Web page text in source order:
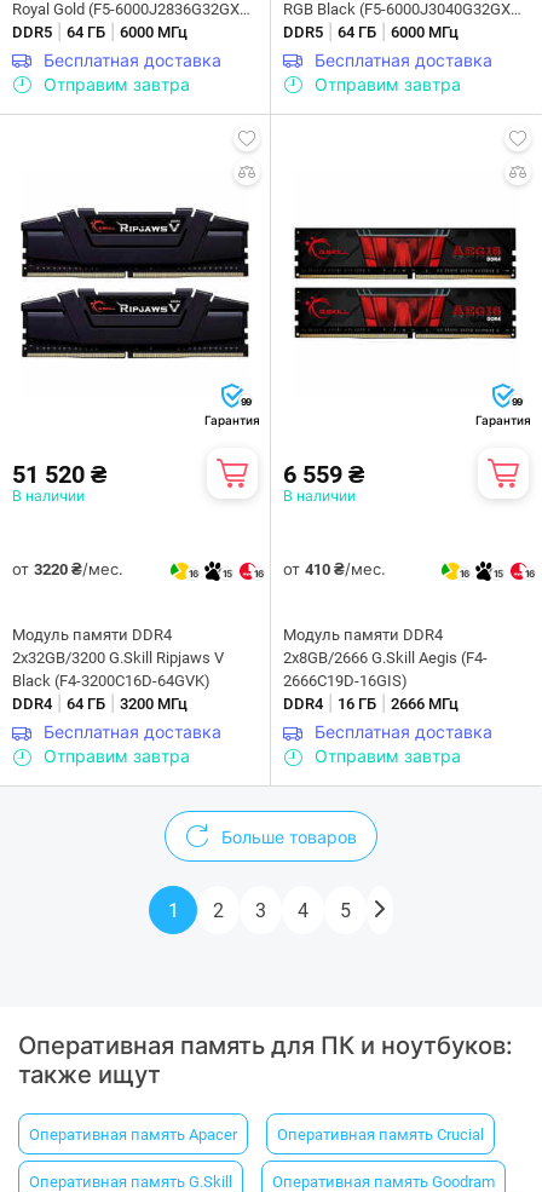
Royal Gold (F5-6000J2836G32GX2-
TR5G)
DDR5 64 ГБ 6000 МГц
Бесплатная доставка
Отправим завтра
RGB Black (F5-6000J3040G32GX2-
TZ5RK)
DDR5 64 ГБ 6000 МГц
Бесплатная доставка
Отправим завтра
99
Гарантия
51 520 ₴
В наличии
от 3220 ₴/мес. 16 15 16
Модуль памяти DDR4
2x32GB/3200 G.Skill Ripjaws V
Black (F4-3200C16D-64GVK)
DDR4
64 ГБ 3200 МГц
Бесплатная доставка
Отправим завтра
99
Гарантия
6 559 ₴
В наличии
от 410 ₴/мес. 16 15 16
Модуль памяти DDR4
2x8GB/2666 G.Skill Aegis (F4-
2666C19D-16GIS)
DDR4
16 ГБ 2666 МГц
Бесплатная доставка
Отправим завтра
Больше товаров
1 2 3 4 5
Оперативная память для ПК и ноутбуков:
также ищут
Оперативная память Apacer Оперативная память Crucial
Оперативная память G.Skill Оперативная память Goodram